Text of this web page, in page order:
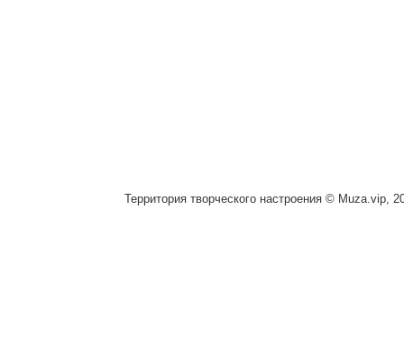
Территория творческого настроения © Muza.vip,